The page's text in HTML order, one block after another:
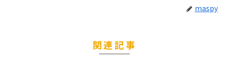
maspy
関連記事